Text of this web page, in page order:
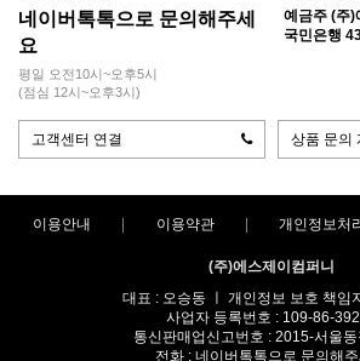
네이버톡톡으로 문의해주세
요
평일 오전10시~오후5시
(점심 12시~오후3시)
예금주 (주)
국민은행
고객센터 연결 상품 문의
이용안내 이용약관 개인정보처
(주)에스제이컴퍼니
대표 : 오승동 ㅣ 개인정보 보호 책임
사업자 등록번호 : 109-86-
통신판매업신고번호 : 2015-서울
전화 : 네이버톡톡으로 문의해